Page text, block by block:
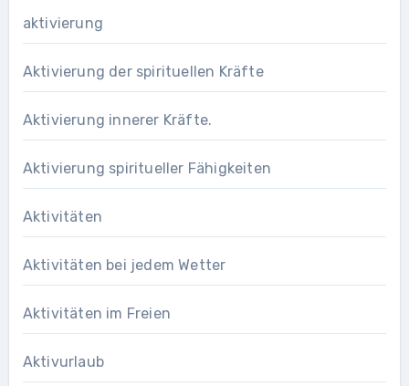
aktivierung
Aktivierung der spirituellen Kräfte
Aktivierung innerer Kräfte.
Aktivierung spiritueller Fähigkeiten
Aktivitäten
Aktivitäten bei jedem Wetter
Aktivitäten im Freien
Aktivurlaub